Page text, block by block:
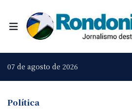
07 de agosto de 2026
Política